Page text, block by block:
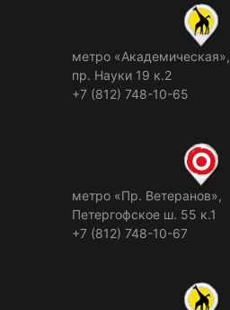
метро «Академическая»,
пр. Науки 19 к.2
+7 (812) 748-10-65
метро «Пр. Ветеранов»,
Петергофское ш. 55 к.1
+7 (812) 748-10-67